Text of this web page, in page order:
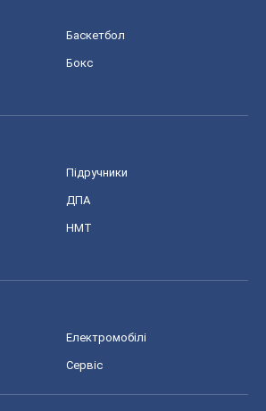
Баскетбол
Бокс
Підручники
ДПА
НМТ
Електромобілі
Сервіс